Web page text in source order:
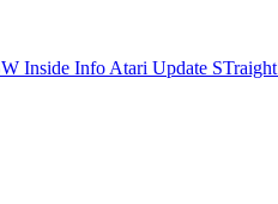
Inside Info Atari Update